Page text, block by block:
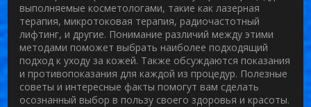
выполняемые косметологами, такие как лазерная
терапия, микротоковая терапия, радиочастотный
лифтинг, и другие. Понимание различий между этими
методами поможет выбрать наиболее подходящий
подход к уходу за кожей. Также обсуждаются показания
и противопоказания для каждой из процедур. Полезные
советы и интересные факты помогут вам сделать
осознанный выбор в пользу своего здоровья и красоты.